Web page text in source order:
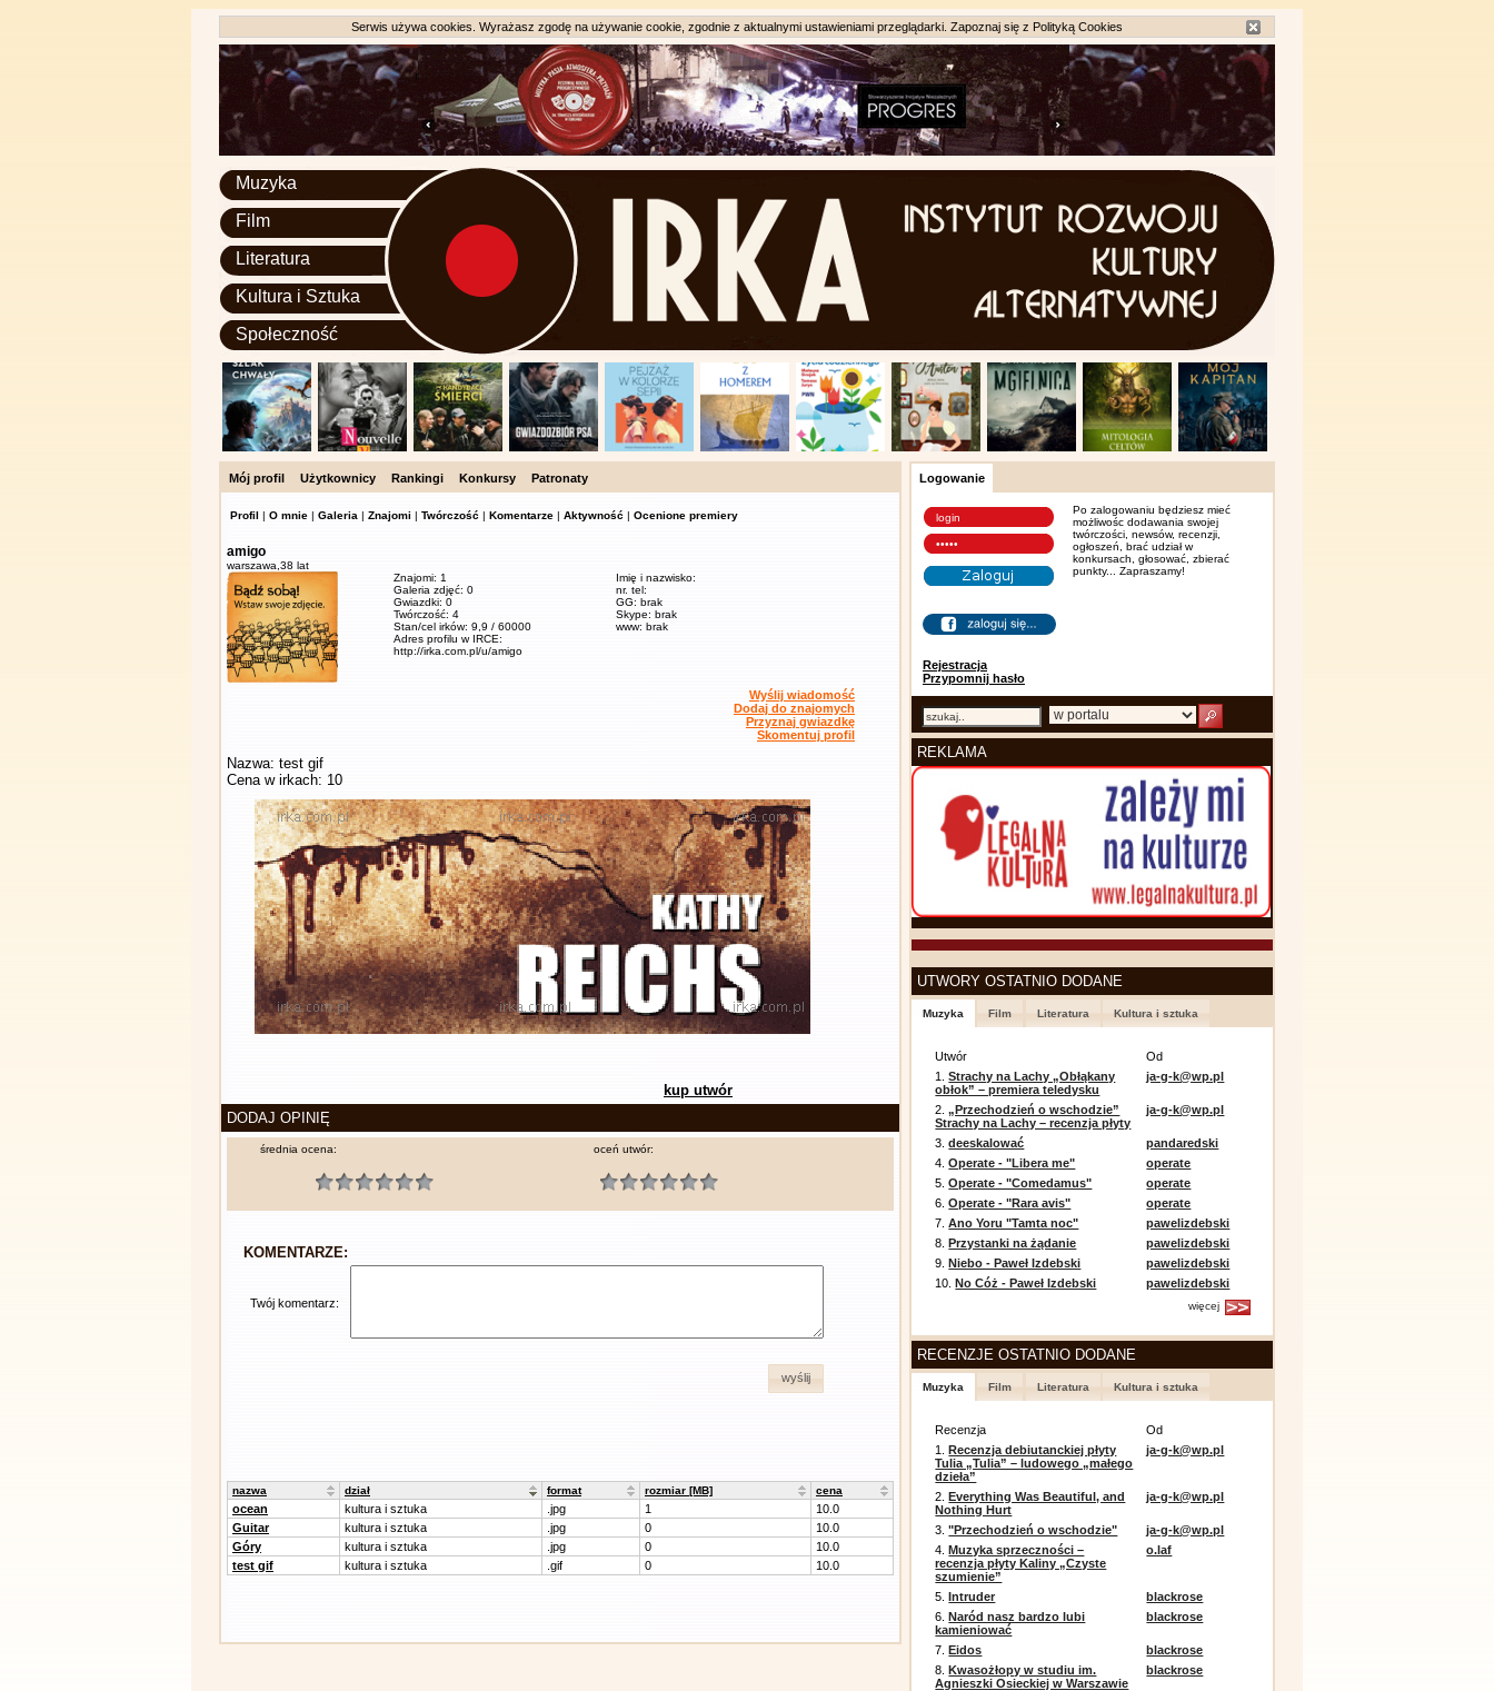
Serwis używa cookies. Wyrażasz zgodę na używanie cookie, zgodnie z aktualnymi ustawieniami przeglądarki. Zapoznaj się z Polityką Cookies
Muzyka
Film
Literatura
Kultura i Sztuka
Społeczność
Mój profil Użytkownicy Rankingi Konkursy Patronaty
Profil | O mnie | Galeria | Znajomi | Twórczość | Komentarze | Aktywność | Ocenione premiery
amigo
warszawa, 38 lat
Znajomi: 1
Galeria zdjęć: 0
Gwiazdki: 0
Twórczość: 4
Stan/cel irków: 9,9 / 60000
Adres profilu w IRCE:
http://irka.com.pl/u/amigo
Imię i nazwisko:
nr. tel:
GG: brak
Skype: brak
www: brak
Wyślij wiadomość
Dodaj do znajomych
Przyznaj gwiazdkę
Skomentuj profil
Nazwa: test gif
Cena w irkach: 10
kup utwór
DODAJ OPINIĘ
średnia ocena: oceń utwór:
KOMENTARZE:
Twój komentarz:
wyślij
nazwa dział format rozmiar [MB] cena
ocean kultura i sztuka .jpg 1
10.0
Guitar
kultura i sztuka .jpg 0
10.0
Góry
kultura i sztuka .jpg 0
10.0
test gif
kultura i sztuka .gif 0 10.0
Logowanie
Rejestracja
Przypomnij hasło
Po zalogowaniu będziesz mieć
możliwośc dodawania swojej
twórczości, newsów, recenzji,
ogłoszeń, brać udział w
konkursach, głosować, zbierać
punkty... Zapraszamy!
REKLAMA
UTWORY OSTATNIO DODANE
Muzyka Film Literatura Kultura i sztuka
Utwór
Od
1.Strachy na Lachy „Obłąkany
obłok” – premiera teledysku
ja-g-k@wp.pl
2.„Przechodzień o wschodzie”
Strachy na Lachy – recenzja płyty
ja-g-k@wp.pl
3.deeskalować
pandaredski
4.Operate - "Libera me"
operate
5.Operate - "Comedamus"
operate
6.Operate - "Rara avis"
operate
7.Ano Yoru "Tamta noc"
pawelizdebski
8.Przystanki na żądanie
pawelizdebski
9.Niebo - Paweł Izdebski
pawelizdebski
10.No Cóż - Paweł Izdebski pawelizdebski
więcej
RECENZJE OSTATNIO DODANE
Muzyka Film Literatura Kultura i sztuka
Recenzja
Od
1.Recenzja debiutanckiej płyty
Tulia „Tulia” – ludowego „małego
dzieła”
ja-g-k@wp.pl
2.Everything Was Beautiful, and
Nothing Hurt
ja-g-k@wp.pl
3."Przechodzień o wschodzie"
ja-g-k@wp.pl
4.Muzyka sprzeczności –
recenzja płyty Kaliny „Czyste
szumienie”
o.laf
5.Intruder
blackrose
6.Naród nasz bardzo lubi
kamieniować
blackrose
7.Eidos
blackrose
8.Kwasożłopy w studiu im.
Agnieszki Osieckiej w Warszawie
blackrose